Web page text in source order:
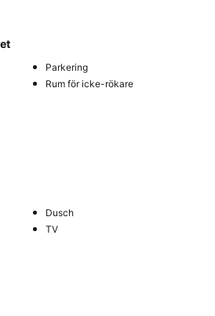
Parkering
Rum för icke-rökare
Dusch
TV